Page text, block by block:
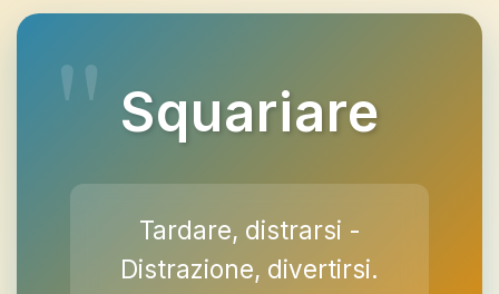
Squariare
Tardare, distrarsi -
Distrazione, divertirsi.